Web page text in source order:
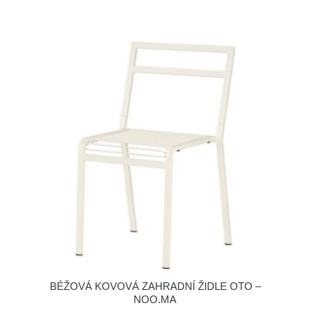
BÉŽOVÁ KOVOVÁ ZAHRADNÍ ŽIDLE OTO –
NOO.MA